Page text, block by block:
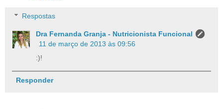
Respostas
Dra Fernanda Granja - Nutricionista Funcional
11 de março de 2013 às 09:56
:)!
Responder